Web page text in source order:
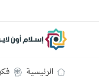
إسلام أون
الرئيسية